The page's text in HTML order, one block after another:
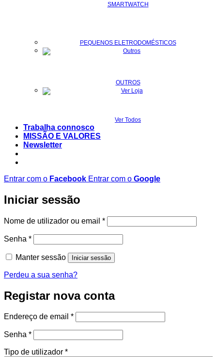
SMARTWATCH
PEQUENOS ELETRODOMÉSTICOS
OUTROS
Ver Todos
Trabalha connosco
MISSÃO E VALORES
Newsletter
Entrar com o Facebook Entrar com o Google
Iniciar sessão
Nome de utilizador ou email *Obrigatório
Senha *Obrigatório
Manter sessão Iniciar sessão
Perdeu a sua senha?
Registar nova conta
Endereço de email *Obrigatório
Senha *Obrigatório
Tipo de utilizador *